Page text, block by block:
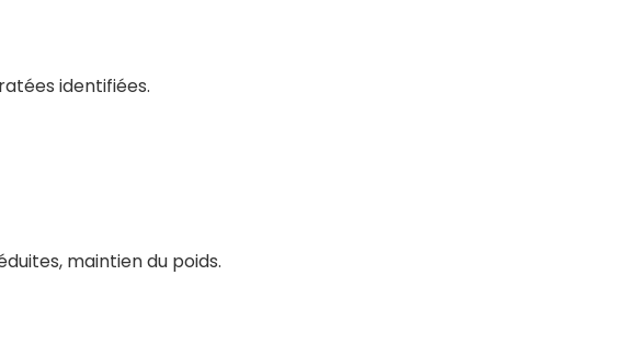
identifiées.
maintien du poids.